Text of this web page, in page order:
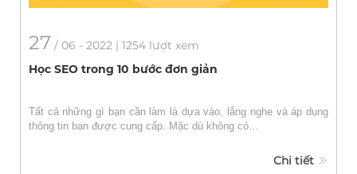
27 / 06 - 2022 | 1254 lượt xem
Học SEO trong 10 bước đơn giản
Tất cả những gì bạn cần làm là dựa vào, lắng nghe và áp dụng
thông tin bạn được cung cấp. Mặc dù không có…
Chi tiết